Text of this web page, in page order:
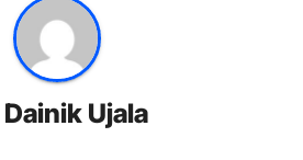
Dainik Ujala